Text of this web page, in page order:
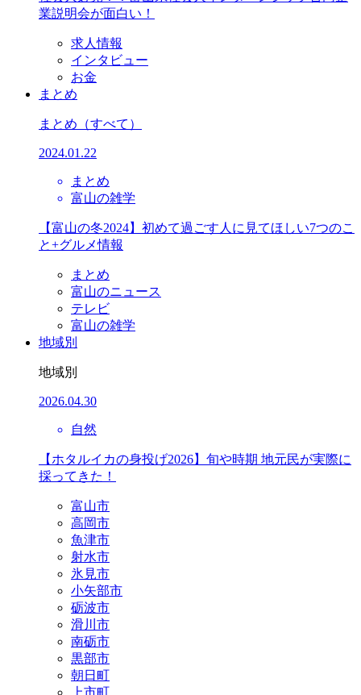
業説明会が面白い！
求人情報
インタビュー
お金
まとめ
まとめ （すべて）
2024.01.22
まとめ
富山の雑学
【富山の冬2024】初めて過ごす人に見てほしい7つのこ
と+グルメ情報
まとめ
富山のニュース
テレビ
富山の雑学
地域別
地域別
2026.04.30
自然
【ホタルイカの身投げ2026】旬や時期 地元民が実際に
採ってきた！
富山市
高岡市
魚津市
射水市
氷見市
小矢部市
砺波市
滑川市
南砺市
黒部市
朝日町
上市町